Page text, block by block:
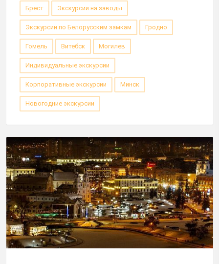
Брест Экскурсии на заводы
Экскурсии по Белорусским замкам Гродно
Гомель Витебск Могилев
Индивидуальные экскурсии
Корпоративные экскурсии Минск
Новогодние экскурсии